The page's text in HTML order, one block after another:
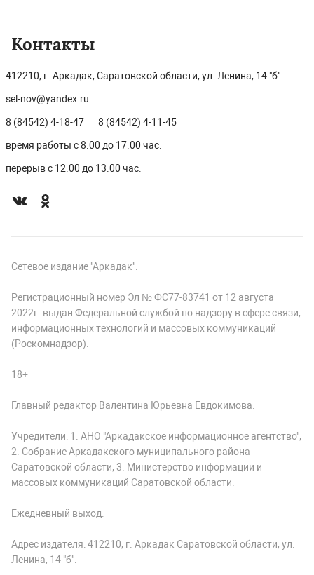
Контакты
412210, г. Аркадак, Саратовской области, ул. Ленина, 14 "б"
sel-nov@yandex.ru
8 (84542) 4-18-47 8 (84542) 4-11-45
время работы с 8.00 до 17.00 час.
перерыв с 12.00 до 13.00 час.
Сетевое издание "Аркадак".
Регистрационный номер Эл № ФС77-83741 от 12 августа
2022г. выдан Федеральной службой по надзору в сфере связи,
информационных технологий и массовых коммуникаций
(Роскомнадзор).
18+
Главный редактор Валентина Юрьевна Евдокимова.
Учредители: 1. АНО "Аркадакское информационное агентство";
2. Собрание Аркадакского муниципального района
Саратовской области; 3. Министерство информации и
массовых коммуникаций Саратовской области.
Ежедневный выход.
Адрес издателя: 412210, г. Аркадак Саратовской области, ул.
Ленина, 14 "б".